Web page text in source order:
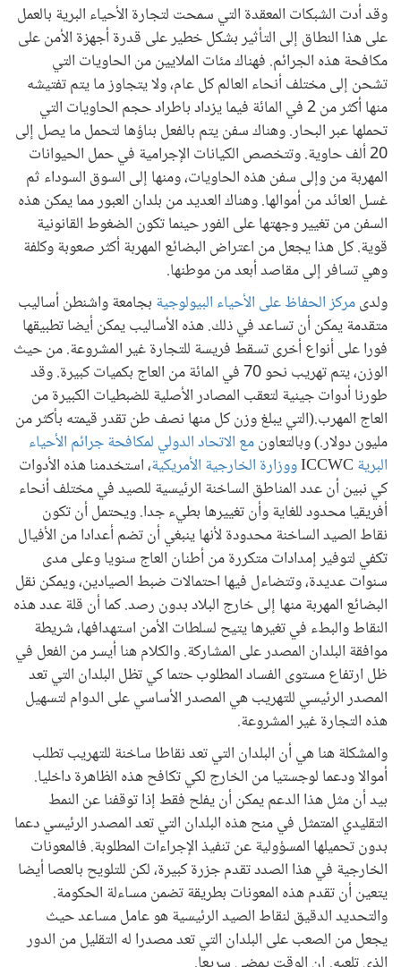
وقد أدت الشبكات المعقدة التي سمحت لتجارة الأحياء البرية بالعمل
على هذا النطاق إلى التأثير بشكل خطير على قدرة أجهزة الأمن على
مكافحة هذه الجرائم. فهناك مئات الملايين من الحاويات التي
تشحن إلى مختلف أنحاء العالم كل عام، ولا يتجاوز ما يتم تفتيشه
منها أكثر من 2 في المائة فيما يزداد باطراد حجم الحاويات التي
تحملها عبر البحار. وهناك سفن يتم بالفعل بناؤها لتحمل ما يصل إلى
20 ألف حاوية. وتتخصص الكيانات الإجرامية في حمل الحيوانات
المهربة من وإلى سفن هذه الحاويات، ومنها إلى السوق السوداء ثم
غسل العائد من أموالها. وهناك العديد من بلدان العبور مما يمكن هذه
السفن من تغيير وجهتها على الفور حينما تكون الضغوط القانونية
قوية. كل هذا يجعل من اعتراض البضائع المهربة أكثر صعوبة وكلفة
وهي تسافر إلى مقاصد أبعد من موطنها.
ولدىمركز الحفاظ على الأحياء البيولوجية بجامعة واشنطن أساليب
متقدمة يمكن أن تساعد في ذلك. هذه الأساليب يمكن أيضا تطبيقها
فورا على أنواع أخرى تسقط فريسة للتجارة غير المشروعة. من حيث
الوزن، يتم تهريب نحو 70 في المائة من العاج بكميات كبيرة. وقد
طورنا أدوات جينية لتعقب المصادر الأصلية للضبطيات الكبيرة من
العاج المهرب.(التي يبلغ وزن كل منها نصف طن تقدر قيمته بأكثر من
مليون دولار.) وبالتعاونمع الاتحاد الدولي لمكافحة جرائم الأحياء
البرية
ووزارة الخارجية الأمريكية، استخدمنا هذه الأدوات
كي نبين أن عدد المناطق الساخنة الرئيسية للصيد في مختلف أنحاء
أفريقيا محدود للغاية وأن تغييرها بطيء جدا. ويحتمل أن تكون
نقاط الصيد الساخنة محدودة لأنها ينبغي أن تضم أعدادا من الأفيال
تكفي لتوفير إمدادات متكررة من أطنان العاج سنويا وعلى مدى
سنوات عديدة، وتتضاءل فيها احتمالات ضبط الصيادين، ويمكن نقل
البضائع المهربة منها إلى خارج البلاد بدون رصد. كما أن قلة عدد هذه
النقاط والبطء في تغيرها يتيح لسلطات الأمن استهدافها، شريطة
موافقة البلدان المصدر على المشاركة. والكلام هنا أيسر من الفعل في
ظل ارتفاع مستوى الفساد المطلوب حتما كي تظل البلدان التي تعد
المصدر الرئيسي للتهريب هي المصدر الأساسي على الدوام لتسهيل
هذه التجارة غير المشروعة.
والمشكلة هنا هي أن البلدان التي تعد نقاطا ساخنة للتهريب تطلب
أموالا ودعما لوجستيا من الخارج لكي تكافح هذه الظاهرة داخليا.
بيد أن مثل هذا الدعم يمكن أن يفلح فقط إذا توقفنا عن النمط
التقليدي المتمثل في منح هذه البلدان التي تعد المصدر الرئيسي دعما
بدون تحميلها المسؤولية عن تنفيذ الإجراءات المطلوبة. فالمعونات
الخارجية في هذا الصدد تقدم جزرة كبيرة، لكن للتلويح بالعصا أيضا
يتعين أن تقدم هذه المعونات بطريقة تضمن مساءلة الحكومة.
والتحديد الدقيق لنقاط الصيد الرئيسية هو عامل مساعد حيث
يجعل من الصعب على البلدان التي تعد مصدرا له التقليل من الدور